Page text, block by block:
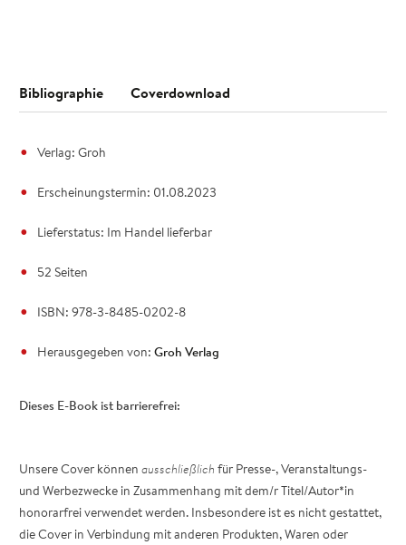
Bibliographie Coverdownload
Verlag: Groh
Erscheinungstermin: 01.08.2023
Lieferstatus: Im Handel lieferbar
ISBN: 978-3-8485-0202-8
52 Seiten
Herausgegeben von: Groh Verlag
Dieses E-Book ist barrierefrei:
Unsere Cover können ausschließlich für Presse-, Veranstaltungs-
und Werbezwecke in Zusammenhang mit dem/r Titel/Autor*in
honorarfrei verwendet werden. Insbesondere ist es nicht gestattet,
die Cover in Verbindung mit anderen Produkten, Waren oder